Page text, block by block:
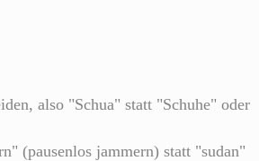
also "Schua" statt "Schuhe" oder
(pausenlos jammern) statt "sudan"